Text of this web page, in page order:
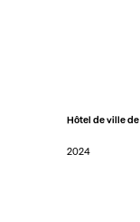
Hôtel de ville de
2024